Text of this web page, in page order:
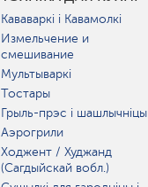
Кававаркі і Кавамолкі
Измельчение и
смешивание
Мультываркі
Тостары
Грыль-прэс і шашлычніцы
Аэрогрили
Ходжент / Худжанд
(Сагдыйскай вобл.)